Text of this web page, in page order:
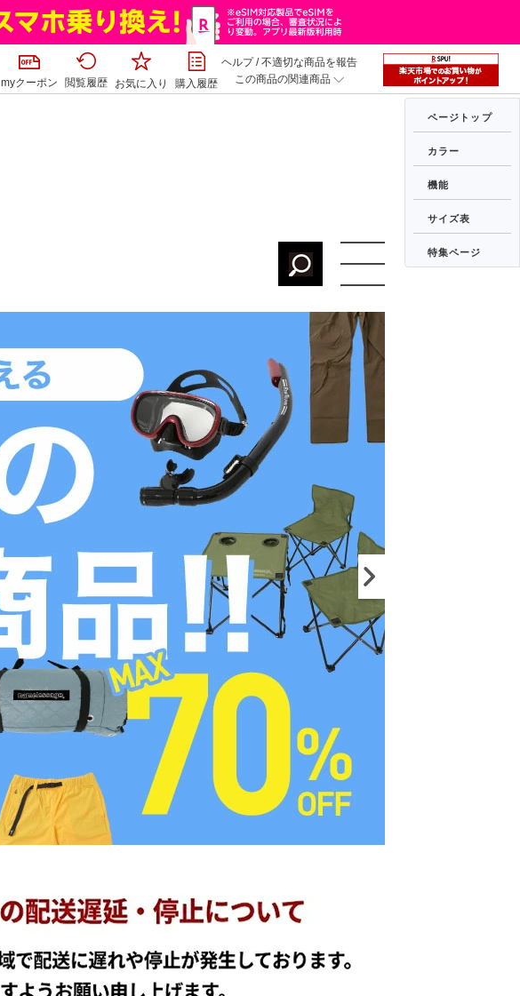
myクーポン 閲覧履歴 お気に入り 購入履歴
ヘルプ/不適切な商品を報告
この商品の関連商品
ページトップ
カラー
機能
サイズ表
特集ページ